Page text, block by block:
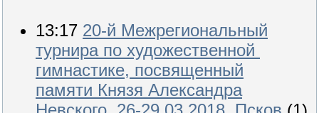
13:17 20-й Межрегиональный
турнира по художественной
гимнастике, посвященный
памяти Князя Александра